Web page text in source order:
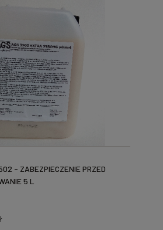
- ZABEZPIECZENIE PRZED
5 L